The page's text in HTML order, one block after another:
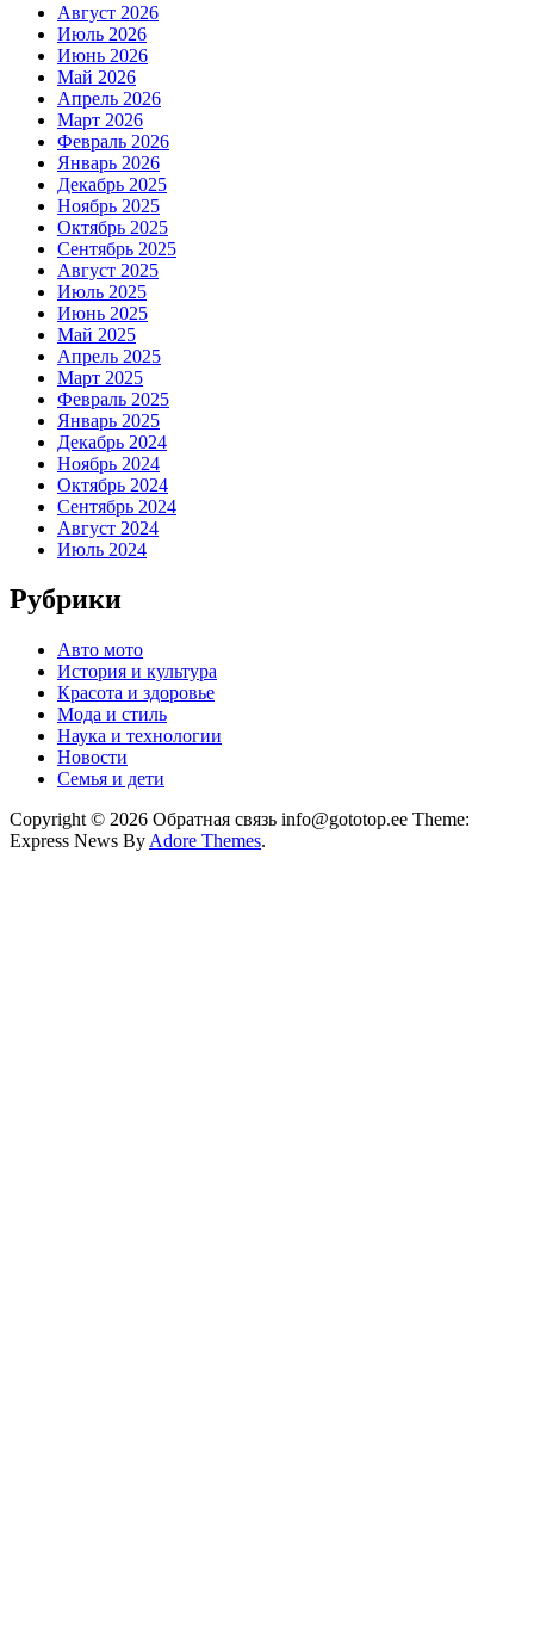
Август 2026
Июль 2026
Июнь 2026
Май 2026
Апрель 2026
Март 2026
Февраль 2026
Январь 2026
Декабрь 2025
Ноябрь 2025
Октябрь 2025
Сентябрь 2025
Август 2025
Июль 2025
Июнь 2025
Май 2025
Апрель 2025
Март 2025
Февраль 2025
Январь 2025
Декабрь 2024
Ноябрь 2024
Октябрь 2024
Сентябрь 2024
Август 2024
Июль 2024
Рубрики
Авто мото
История и культура
Красота и здоровье
Мода и стиль
Наука и технологии
Новости
Семья и дети
Copyright © 2026 Обратная связь info@gototop.ee Theme:
Express News By Adore Themes.